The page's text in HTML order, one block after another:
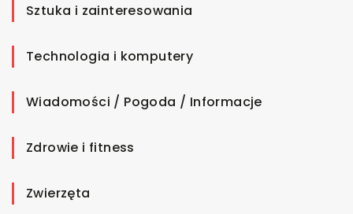
Sztuka i zainteresowania
Technologia i komputery
Wiadomości / Pogoda / Informacje
Zdrowie i fitness
Zwierzęta